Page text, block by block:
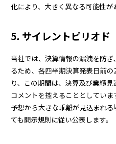
化により、大きく異なる可能性が
5. サイレントピリオド
当社では、決算情報の漏洩を防
るため、各四半期決算発表日前
り、この期間は、決算及び業績
コメントを控えることとしてい
予想から大きな乖離が見込まれ
ても開示規則に従い公表します。